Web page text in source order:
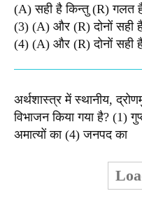
(A) सही है किन्तु (R) गलत
(3) (A) और (R) दोनों सही
(4) (A) और (R) दोनों सही
अर्थशास्त्र में स्थानीय,
विभाजन किया गया है? (1)
अमात्यों का (4) जनपद का